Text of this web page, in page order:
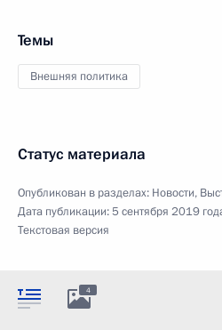
Темы
Внешняя политика
Статус материала
Опубликован в разделах: Новости,
Дата публикации:5 сентября 2019
Текстовая версия
4